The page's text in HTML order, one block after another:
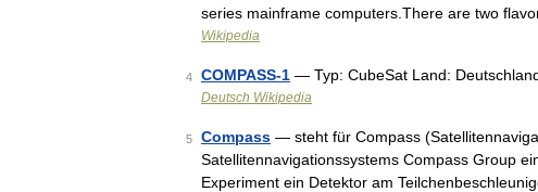
series mainframe computers.There are two
Wikipedia
4 COMPASS-1 — Typ: CubeSat Land:
Deutsch Wikipedia
5 Compass — steht für Compass
Satellitennavigationssystems Compass Group
Experiment ein Detektor am